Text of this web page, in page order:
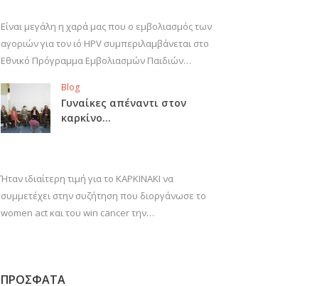
Είναι μεγάλη η χαρά μας που ο εμβολιασμός των
αγοριών για τον ιό HPV συμπεριλαμβάνεται στο
Εθνικό Πρόγραμμα Εμβολιασμών Παιδιών…
Blog
Γυναίκες απέναντι στον
καρκίνο…
Ήταν ιδιαίτερη τιμή για το ΚΑΡΚΙΝΑΚΙ να
συμμετέχει στην συζήτηση που διοργάνωσε το
women act και του win cancer την…
ΠΡΟΣΦΑΤΑ